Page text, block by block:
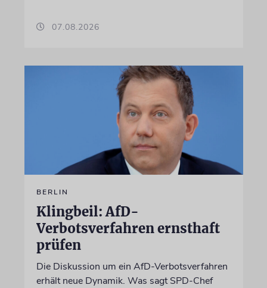
07.08.2026
BERLIN
Klingbeil: AfD-
Verbotsverfahren ernsthaft
prüfen
Die Diskussion um ein AfD-Verbotsverfahren
erhält neue Dynamik. Was sagt SPD-Chef